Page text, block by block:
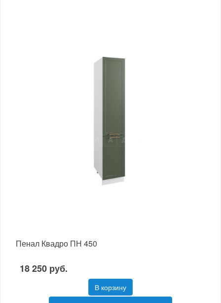
Пенал Квадро ПН 450
18 250 руб.
В корзину